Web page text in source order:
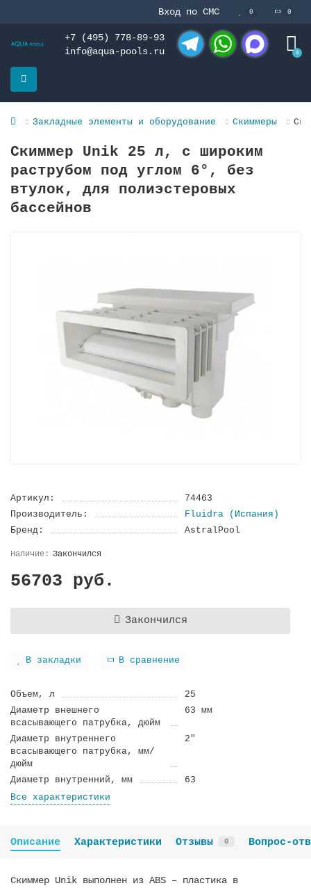
Вход по СМС 0 0
+7 (495) 778-89-93
info@aqua-pools.ru
0
Закладные элементы и оборудование Скиммеры
Скиммер Unik 25 л, с широким
раструбом под углом 6°, без
втулок, для полиэстеровых
бассейнов
Артикул:
74463
Производитель:
Fluidra (Испания)
Бренд:
AstralPool
Закончился
56703 руб.
Закончился
В закладки В сравнение
Объем, л
25
Диаметр внешнего
всасывающего патрубка, дюйм
63 мм
Диаметр внутреннего
всасывающего патрубка, мм/
дюйм
2"
Диаметр внутренний, мм
63
Все характеристики
Описание Характеристики Отзывы 0 Вопрос-
Скиммер Unik выполнен из ABS – пластика в